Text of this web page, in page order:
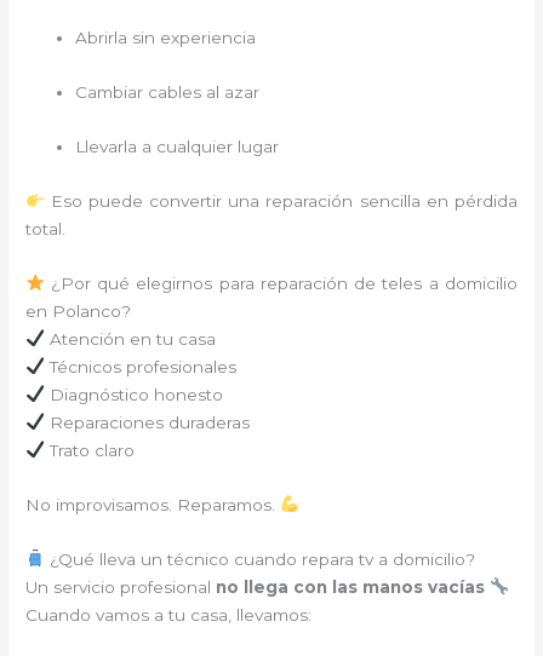
Abrirla sin experiencia
Cambiar cables al azar
Llevarla a cualquier lugar
Eso puede convertir una reparación sencilla en pérdida
total.
¿Por qué elegirnos para reparación de teles a domicilio
en Polanco?
Atención en tu casa
Técnicos profesionales
Diagnóstico honesto
Reparaciones duraderas
Trato claro
No improvisamos. Reparamos.
¿Qué lleva un técnico cuando repara tv a domicilio?
Un servicio profesional no llega con las manos vacías
Cuando vamos a tu casa, llevamos: